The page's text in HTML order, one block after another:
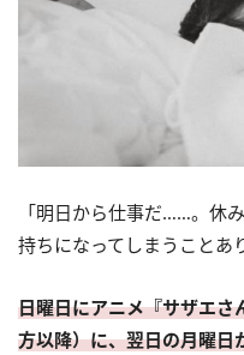
「明日から仕事だ……。休
持ちになってしまうことあ
日曜日にアニメ『サザエさ
方以降）に、翌日の月曜日